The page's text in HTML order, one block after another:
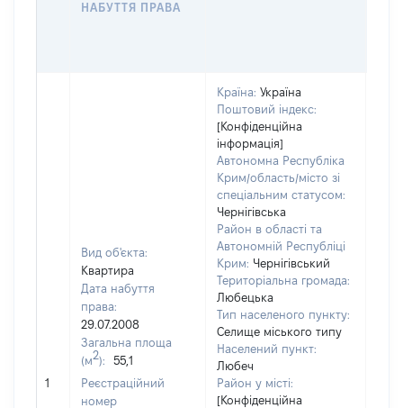
НАБУТТЯ ПРАВА
1
Вид об'єкта:
Квартира
Дата набуття
права:
29.07.2008
Загальна площа
(м2):
55,1
Реєстраційний
номер
Країна: Україна
Поштовий індекс:
[Конфіденційна
інформація]
Автономна Республіка
Крим/область/місто зі
спеціальним статусом:
Чернігівська
Район в області та
Автономній Республіці
Крим: Чернігівський
Територіальна громада:
Любецька
Тип населеного пункту:
Селище міського типу
Населений пункт:
Любеч
Район у місті:
[Конфіденційна